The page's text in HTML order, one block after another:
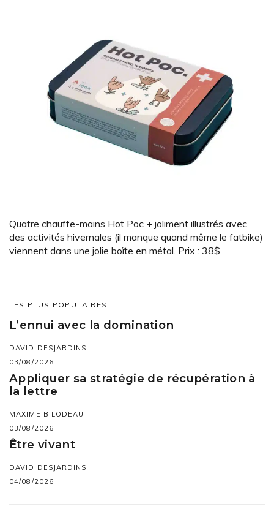
Quatre chauffe-mains Hot Poc + joliment illustrés avec
des activités hivernales (il manque quand même le fatbike)
viennent dans une jolie boîte en métal. Prix : 38$
LES PLUS POPULAIRES
L’ennui avec la domination
DAVID DESJARDINS
03/08/2026
Appliquer sa stratégie de récupération à
la lettre
MAXIME BILODEAU
03/08/2026
Être vivant
DAVID DESJARDINS
04/08/2026